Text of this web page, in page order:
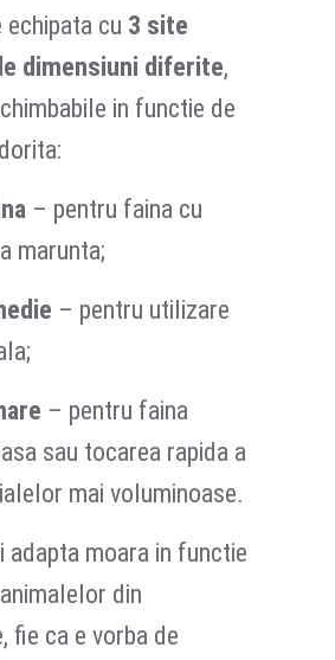
echipata cu 3 site
dimensiuni diferite,
in functie de
– pentru faina cu
marunta;
– pentru utilizare
– pentru faina
sau tocarea rapida a
mai voluminoase.
moara in functie
din
fie ca e vorba de